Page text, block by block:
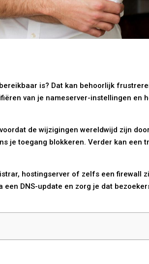
is? Dat kan behoorlijk
van je nameserver-instellingen en
de wijzigingen wereldwijd zijn
je toegang blokkeren. Verder kan een
hostingserver of zelfs een firewall
DNS-update en zorg je dat